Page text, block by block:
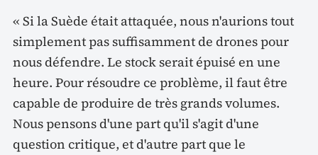
« Si la Suède était attaquée, nous n'aurions tout
simplement pas suffisamment de drones pour
nous défendre. Le stock serait épuisé en une
heure. Pour résoudre ce problème, il faut être
capable de produire de très grands volumes.
Nous pensons d'une part qu'il s'agit d'une
question critique, et d'autre part que le